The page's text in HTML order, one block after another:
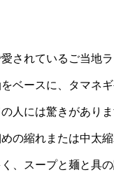
されているご当地
ベースに、タマネ
人には驚きがあり
の縮れまたは中太
、スープと麺と具の